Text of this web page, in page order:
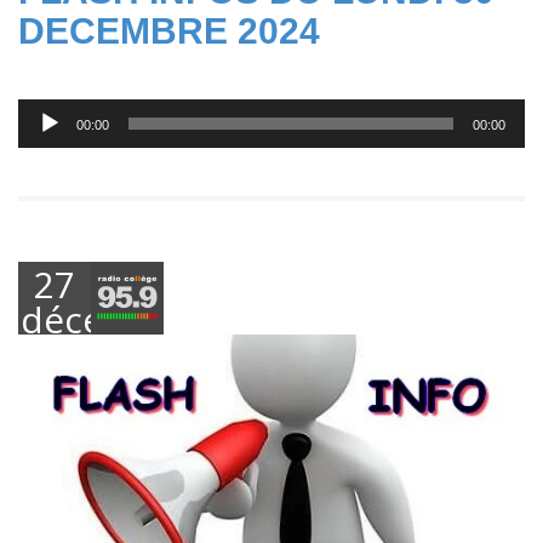
DECEMBRE 2024
Lecteur
audio
00:00 00:00
27
décembre